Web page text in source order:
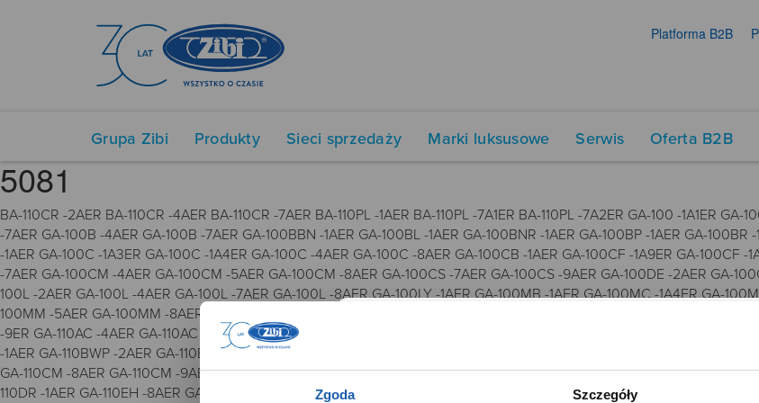
Zgoda Szczegóły
Platforma B2B
Grupa Zibi Produkty Sieci sprzedaży Marki luksusowe Serwis Oferta B2B
5081
BA-110CR -2AER BA-110CR -4AER BA-110CR -7AER BA-110PL -1AER BA-110PL -7A1ER BA-110PL -7A2ER GA-100 -1A1ER
-7AER GA-100B -4AER GA-100B -7AER GA-100BBN -1AER GA-100BL -1AER GA-100BNR -1AER GA-100BP -1AER GA-
-1AER GA-100C -1A3ER GA-100C -1A4ER GA-100C -4AER GA-100C -8AER GA-100CB -1AER GA-100CF -1A9ER GA-100CF
-7AER GA-100CM -4AER GA-100CM -5AER GA-100CM -8AER GA-100CS -7AER GA-100CS -9AER GA-100DE -2AER GA-
100L -2AER GA-100L -4AER GA-100L -7AER GA-100L -8AER GA-100LY -1AER GA-100MB -1AER GA-100MC -1A4ER GA-
100MM -5AER GA-100MM -8AER GA-100MMC -1AER GA-100RGB -1AER GA-100RS -2AER GA-100RS -4AER GA-100SD -
-9ER GA-110AC -4AER GA-110AC -7AER GA-110B -2ER GA-110B -3ER GA-110B -4ER GA-110BC -2AER GA-110BC -7AER GA-
-1AER GA-110BWP -2AER GA-110BY -1AER GA-110C -1AER GA-110C -7AER GA-110C -7BER GA-110CB -1AER GA-110CC -
GA-110CM -8AER GA-110CM -9AER GA-110CR -2AER GA-110CR -4AER GA-110CR -7AER GA-110CS -4AER GA-110DC -1AER
110DR -1AER GA-110EH -8AER GA-110F -2ER GA-110FC -1AER GA-110FC -2AER GA-110FRG -7AER GA-110GB -1AER GA-